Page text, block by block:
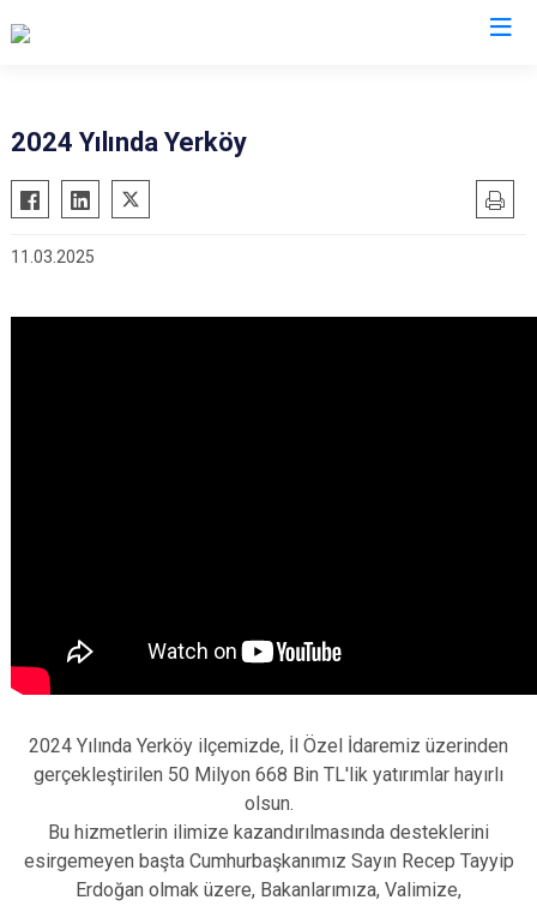
2024 Yılında Yerköy
11.03.2025
2024 Yılında Yerköy ilçemizde, İl Özel İdaremiz üzerinden
gerçekleştirilen 50 Milyon 668 Bin TL'lik yatırımlar hayırlı
olsun.
Bu hizmetlerin ilimize kazandırılmasında desteklerini
esirgemeyen başta Cumhurbaşkanımız Sayın Recep Tayyip
Erdoğan olmak üzere, Bakanlarımıza, Valimize,